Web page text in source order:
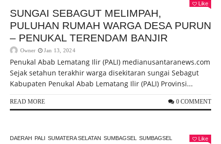
Like
SUNGAI SEBAGUT MELIMPAH,
PULUHAN RUMAH WARGA DESA PURUN
– PENUKAL TERENDAM BANJIR
Owner Jan 13, 2024
Penukal Abab Lematang Ilir (PALI) medianusantaranews.com
Sejak setahun terakhir warga disekitaran sungai Sebagut
Kabupaten Penukal Abab Lematang Ilir (PALI) Provinsi...
READ MORE 0 COMMENT
DAERAH PALI SUMATERA SELATAN SUMBAGSEL SUMBAGSEL Like